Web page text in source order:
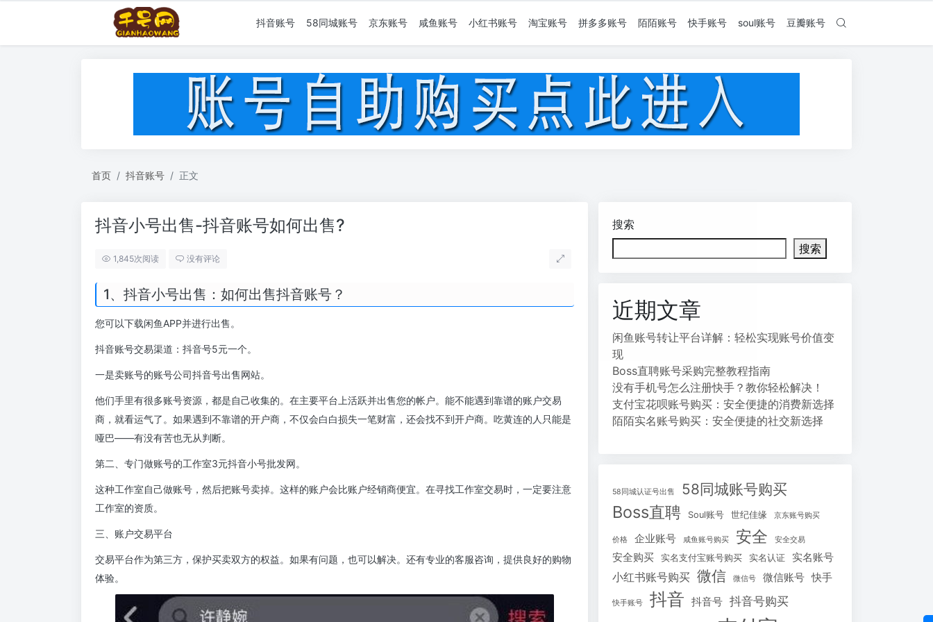
抖音账号 58同城账号 京东账号 咸鱼账号 小红书账号 淘宝账号 拼多多账号 陌陌账号 快手账号 soul账号 豆瓣账号
首页 抖音账号 正文
抖音小号出售-抖音账号如何出售?
1,845次阅读 没有评论
1、抖音小号出售：如何出售抖音账号？
您可以下载闲鱼APP并进行出售。
抖音账号交易渠道：抖音号5元一个。
一是卖账号的账号公司抖音号出售网站。
他们手里有很多账号资源，都是自己收集的。在主要平台上活跃并出售您的帐户。能不能遇到靠谱的账户交易
商，就看运气了。如果遇到不靠谱的开户商，不仅会白白损失一笔财富，还会找不到开户商。吃黄连的人只能是
哑巴——有没有苦也无从判断。
第二、专门做账号的工作室3元抖音小号批发网。
这种工作室自己做账号，然后把账号卖掉。这样的账户会比账户经销商便宜。在寻找工作室交易时，一定要注意
工作室的资质。
三、账户交易平台
交易平台作为第三方，保护买卖双方的权益。如果有问题，也可以解决。还有专业的客服咨询，提供良好的购物
体验。
搜索
搜索
近期文章
闲鱼账号转让平台详解：轻松实现账号价值变
现
Boss直聘账号采购完整教程指南
没有手机号怎么注册快手？教你轻松解决！
支付宝花呗账号购买：安全便捷的消费新选择
陌陌实名账号购买：安全便捷的社交新选择
58同城认证号出售 58同城账号购买
Boss直聘 Soul账号 世纪佳缘 京东账号购买
价格 企业账号 咸鱼账号购买 安全 安全交易
安全购买 实名支付宝账号购买 实名认证 实名账号
小红书账号购买 微信 微信号 微信账号 快手
快手账号 抖音 抖音号 抖音号购买